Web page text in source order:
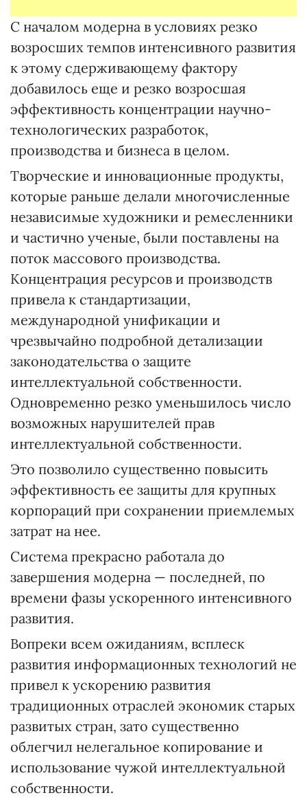
С началом модерна в условиях резко
возросших темпов интенсивного развития
к этому сдерживающему фактору
добавилось еще и резко возросшая
эффективность концентрации научно-
технологических разработок,
производства и бизнеса в целом.
Творческие и инновационные продукты,
которые раньше делали многочисленные
независимые художники и ремесленники
и частично ученые, были поставлены на
поток массового производства.
Концентрация ресурсов и производств
привела к стандартизации,
международной унификации и
чрезвычайно подробной детализации
законодательства о защите
интеллектуальной собственности.
Одновременно резко уменьшилось число
возможных нарушителей прав
интеллектуальной собственности.
Это позволило существенно повысить
эффективность ее защиты для крупных
корпораций при сохранении приемлемых
затрат на нее.
Система прекрасно работала до
завершения модерна — последней, по
времени фазы ускоренного интенсивного
развития.
Вопреки всем ожиданиям, всплеск
развития информационных технологий не
привел к ускорению развития
традиционных отраслей экономик старых
развитых стран, зато существенно
облегчил нелегальное копирование и
использование чужой интеллектуальной
собственности.